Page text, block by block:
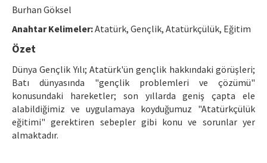
Ethical Principles
Refereeing Guide
Contact Us
Burhan Göksel
Anahtar Kelimeler:Atatürk, Gençlik, Atatürkçülük, Eğitim
Özet
Dünya Gençlik Yılı; Atatürk'ün gençlik hakkındaki görüşleri;
Batı dünyasında "gençlik problemleri ve çözümü"
konusundaki hareketler; son yıllarda geniş çapta ele
alabildiğimiz ve uygulamaya koyduğumuz "Atatürkçülük
eğitimi" gerektiren sebepler gibi konu ve sorunlar yer
almaktadır.